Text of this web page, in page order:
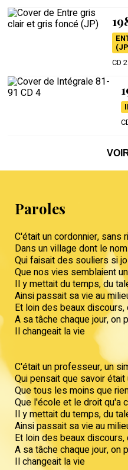
CD
Paroles
C'était un cordonnier, sans
Dans un village dont le
Qui faisait des souliers si
Que nos vies semblaient
Il y mettait du temps, du
Ainsi passait sa vie au
Et loin des beaux
A sa tâche chaque jour, on
Il changeait la vie
C'était un professeur, un
Qui pensait que savoir
Que tous les moins que
Que l'école et le droit qu'a
Il y mettait du temps, du
Ainsi passait sa vie au
Et loin des beaux
A sa tâche chaque jour, on
Il changeait la vie